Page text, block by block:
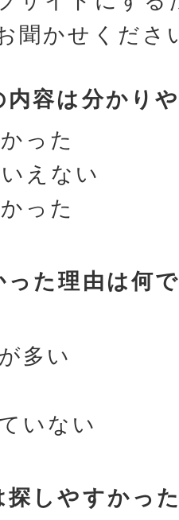
聞かせくださ
内容は分かり
った
えない
った
た理由は何
多い
いない
探しやすかっ